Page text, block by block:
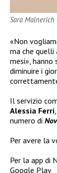
Sara Malnerich
«Non
ma che quelli
mesi»,
diminuire i
Il servizio
Alessia Ferri
numero di
Per avere la
Per la app di
Google Play